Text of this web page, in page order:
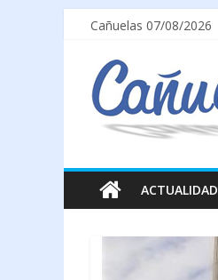
Cañuelas 07/08/2026
ACTUALIDAD